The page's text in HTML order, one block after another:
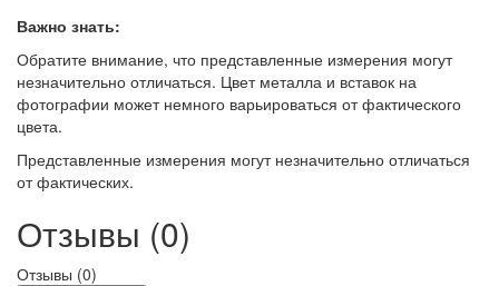
Важно знать:
Обратите внимание, что представленные измерения могут
незначительно отличаться. Цвет металла и вставок на
фотографии может немного варьироваться от фактического
цвета.
Представленные измерения могут незначительно отличаться
от фактических.
Отзывы (0)
Отзывы (0)